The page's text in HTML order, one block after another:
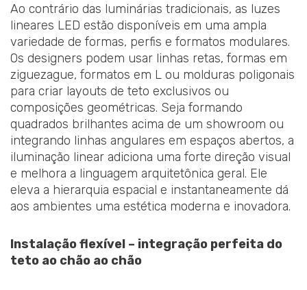
Ao contrário das luminárias tradicionais, as luzes
lineares LED estão disponíveis em uma ampla
variedade de formas, perfis e formatos modulares.
Os designers podem usar linhas retas, formas em
ziguezague, formatos em L ou molduras poligonais
para criar layouts de teto exclusivos ou
composições geométricas. Seja formando
quadrados brilhantes acima de um showroom ou
integrando linhas angulares em espaços abertos, a
iluminação linear adiciona uma forte direção visual
e melhora a linguagem arquitetônica geral. Ele
eleva a hierarquia espacial e instantaneamente dá
aos ambientes uma estética moderna e inovadora.
Instalação flexível – integração perfeita do
teto ao chão ao chão